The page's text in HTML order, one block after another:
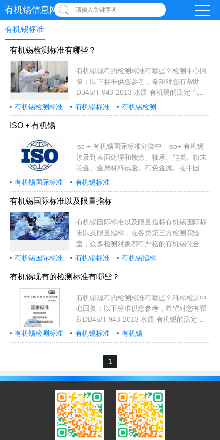
有机锡信息网 请输入关键字词
有机锡标准
有机锡检测标准有哪些？
有机锡现有的检测标准有哪些？检测中心回
复：以下标准供您参考，希望对您有帮助
DB45/T 943-2013 水质 有机锡的测定 气相
色谱—质谱法 广西壮族自治区质量技.
2013/12/25 现行GB/T 20385-2006 纺织品
和毛皮 化学试验 有机锡化合物的测定 国家
质量监督检验检疫. 2009/9/1 现行GB/T
29493.3-2013 纺织染整助剂中有害物质的
测定 第3部分：有机锡化合物的测定 气...
有机锡检测标准 有机锡标准 有机锡检测
ISO + 有机锡
iso + 有机锡国际标准分类中，iso+ 有机锡
涉及到表面处理和镀涂、轴承、鞋类、粉末
冶金、金属材料试验、有色金属。在中国标
准分类中，iso+ 有机锡涉及到材料防护、滑
动轴承、鞋、靴、口腔科器械、设备与材
料、粉末冶金综合、粉末冶金分析方法、重
会，关于iso+ 有机锡的标准EN ISO 2179-
2016 电镀锡镍合金-规格和试验方法(ISO
2179:1986)涂层EN 24496-1993 金属粉末.
铁,铜,锡和青铜粉末中酸不溶物含量的测定
(ISO 4496-1978)EN...
有机锡国际标准 有机锡标准
有机锡国际标准以及限量指标
有机锡国际标准以及限量指标有机锡国际标
准以及限量指标，在各类第三方检测实验
室，众多检测对象都有严格的有机锡化合物
的指标要求，如塑料助剂检测、催化剂检测
等。欧盟和全球各国各组织都有相对于的有
机锡限量标准。1，有机锡欧盟标准欧盟有
式开始限制特定有机锡化合物在消费品中的
使用。指令2009/425/EC指出，自2010年7
月1日起，欧盟已限制在所有消费品中使用
三丁基锡和三苯基锡化合物，其限量要求低
于商品锡含量的0.1％。有机锡国际标准以及
有机锡国际标准 有机锡标准 有机锡指标
有机锡现有的检测标准有哪些？
有机锡现有的检测标准有哪些？科标检测中
心回复：以下标准供您参考，希望对您有帮
助DB45/T 943-2013 水质 有机锡的测定 气
相色谱—质谱法 广西壮族自治区质量技.
2013/12/25 现行GB/T 20385-2006 纺织品
疫. 2006/12/1 现行GB/T 22932-2008 皮革
29493.3-2013 纺织染整助剂中有害物质的
测定 第3部分：有机锡化合物的测定...
有机锡检测标准 有机锡标准 有机锡
1